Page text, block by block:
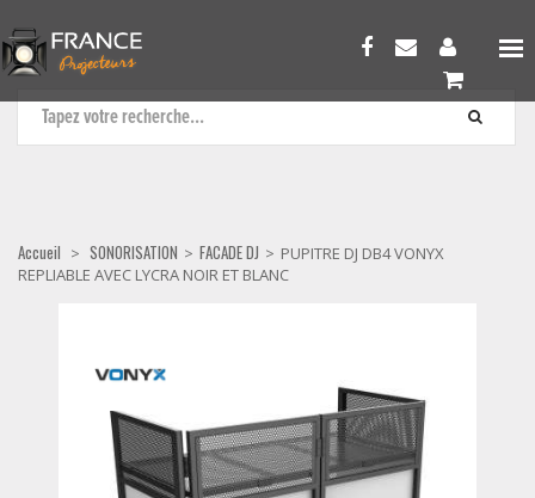
FACADE DJ
Accueil > SONORISATION > FACADE DJ > PUPITRE DJ DB4 VONYX
REPLIABLE AVEC LYCRA NOIR ET BLANC